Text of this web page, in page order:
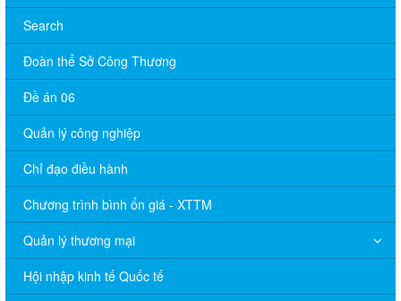
Search
Đoàn thể Sở Công Thương
Đề án 06
Quản lý công nghiệp
Chỉ đạo điều hành
Chương trình bình ổn giá - XTTM
Quản lý thương mại
Hội nhập kinh tế Quốc tế